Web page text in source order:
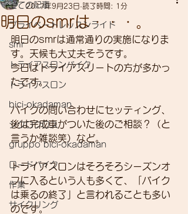
全ての記事
プライベートレッスンライド
smr
トライアスロンバイク
トライアスロン
bici-okadaman
シクロクロス
gruppo bici-okadaman
ロードバイク
作業
サイクリング
明日のsmrは・・・。
2017年9月23日 読了時間: 1分
明日のsmrは通常通りの実施になりま
す。天候も大丈夫そうです。
今日はトライアスリートの方が多かっ
たです。
バイクの問い合わせにセッティング、
後は完成車がついた後のご相談？（と
言うか雑談笑）など。
トライアスロンはそろそろシーズンオ
フに入るという人も多くて、「バイク
は乗るの終了」と言われることも多い
のです。